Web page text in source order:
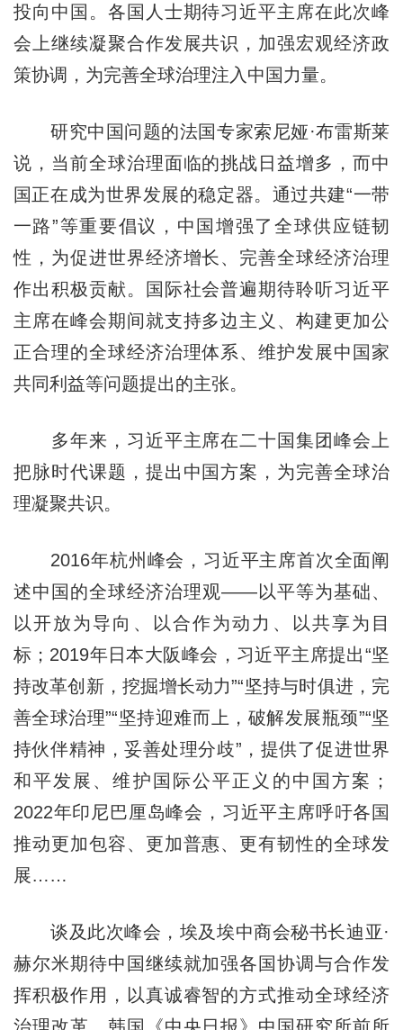
投向中国。各国人士期待习近平主席在此次峰
会上继续凝聚合作发展共识，加强宏观经济政
策协调，为完善全球治理注入中国力量。
研究中国问题的法国专家索尼娅·布雷斯莱
说，当前全球治理面临的挑战日益增多，而中
国正在成为世界发展的稳定器。通过共建“一带
一路”等重要倡议，中国增强了全球供应链韧
性，为促进世界经济增长、完善全球经济治理
作出积极贡献。国际社会普遍期待聆听习近平
主席在峰会期间就支持多边主义、构建更加公
正合理的全球经济治理体系、维护发展中国家
共同利益等问题提出的主张。
多年来，习近平主席在二十国集团峰会上
把脉时代课题，提出中国方案，为完善全球治
理凝聚共识。
2016年杭州峰会，习近平主席首次全面阐
述中国的全球经济治理观——以平等为基础、
以开放为导向、以合作为动力、以共享为目
标；2019年日本大阪峰会，习近平主席提出“坚
持改革创新，挖掘增长动力”“坚持与时俱进，完
善全球治理”“坚持迎难而上，破解发展瓶颈”“坚
持伙伴精神，妥善处理分歧”，提供了促进世界
和平发展、维护国际公平正义的中国方案；
2022年印尼巴厘岛峰会，习近平主席呼吁各国
推动更加包容、更加普惠、更有韧性的全球发
展……
谈及此次峰会，埃及埃中商会秘书长迪亚·
赫尔米期待中国继续就加强各国协调与合作发
挥积极作用，以真诚睿智的方式推动全球经济
治理改革。韩国《中央日报》中国研究所前所